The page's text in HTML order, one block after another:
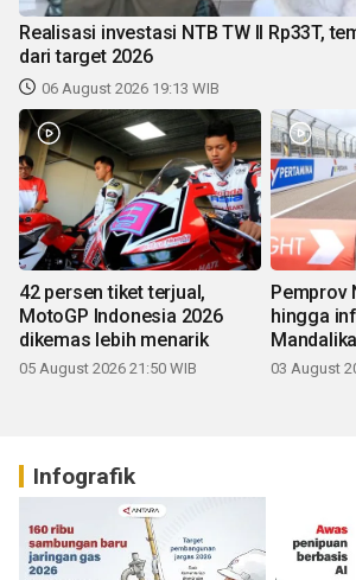
Realisasi investasi NTB TW II Rp33T,
dari target 2026
06 August 2026 19:13 WIB
42 persen tiket terjual,
MotoGP Indonesia 2026
dikemas lebih menarik
05 August 2026 21:50 WIB
Pemprov
hingga
03 August
Infografik